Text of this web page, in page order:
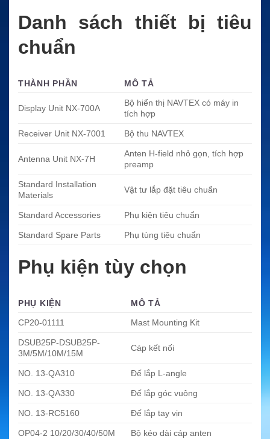
Danh sách thiết bị tiêu
chuẩn
THÀNH PHẦN MÔ TẢ
Display Unit NX-700A
Bộ hiển thị NAVTEX có máy in
tích hợp
Receiver Unit NX-7001 Bộ thu NAVTEX
Antenna Unit NX-7H
Anten H-field nhỏ gọn, tích hợp
preamp
Standard Installation
Materials
Vật tư lắp đặt tiêu chuẩn
Standard Accessories Phụ kiện tiêu chuẩn
Standard Spare Parts Phụ tùng tiêu chuẩn
Phụ kiện tùy chọn
PHỤ KIỆN
MÔ TẢ
CP20-01111
Mast Mounting Kit
DSUB25P-DSUB25P-
3M/5M/10M/15M
Cáp kết nối
NO. 13-QA310 Đế lắp L-angle
NO. 13-QA330 Đế lắp góc vuông
NO. 13-RC5160 Đế lắp tay vịn
OP04-2 10/20/30/40/50M Bộ kéo dài cáp anten